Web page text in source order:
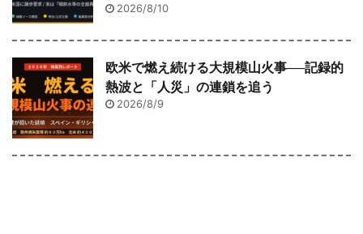
2026/8/10
欧米で燃え続ける大規模山火事──記録的
熱波と「人災」の連鎖を追う
2026/8/9